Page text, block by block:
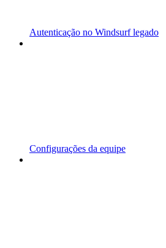
Autenticação no Windsurf legado
Configurações da equipe